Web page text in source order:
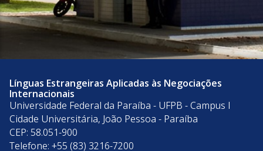
Línguas Estrangeiras Aplicadas às Negociações
Internacionais
Universidade Federal da Paraíba - UFPB - Campus I
Cidade Universitária, João Pessoa - Paraíba
CEP: 58.051-900
Telefone: +55 (83) 3216-7200